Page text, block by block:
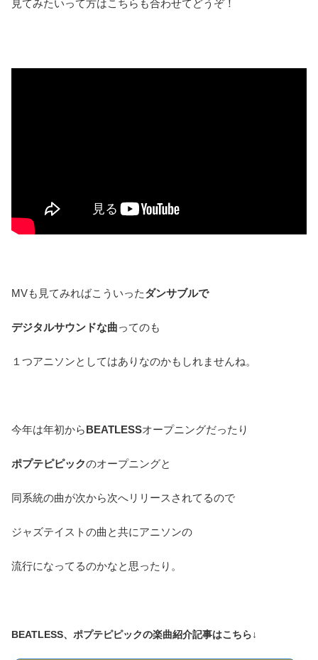
見てみたいって方はこちらも合わせてどうぞ！
MVも見てみればこういったダンサブルで
デジタルサウンドな曲ってのも
１つアニソンとしてはありなのかもしれませんね。
今年は年初からBEATLESSオープニングだったり
ポプテピピックのオープニングと
同系統の曲が次から次へリリースされてるので
ジャズテイストの曲と共にアニソンの
流行になってるのかなと思ったり。
BEATLESS、ポプテピピックの楽曲紹介記事はこちら↓